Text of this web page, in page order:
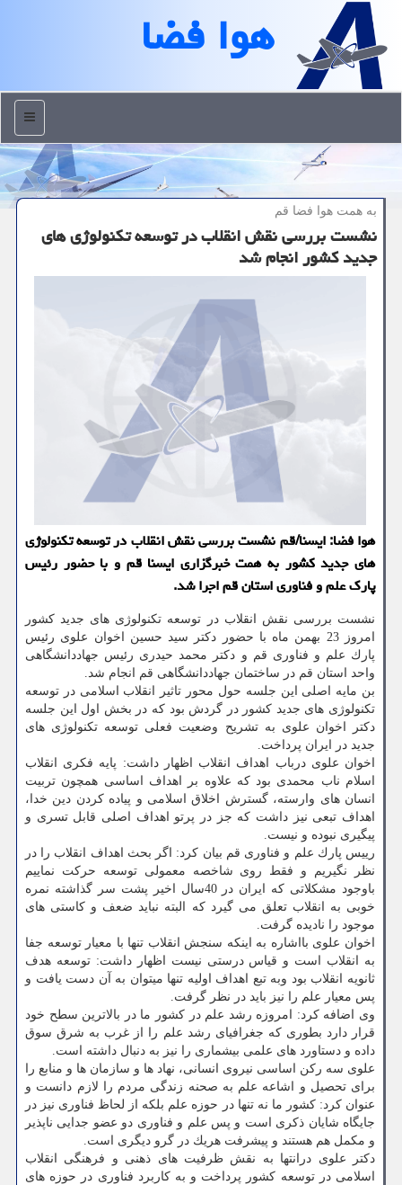
هوا فضا
منو
به همت هوا فضا قم
نشست بررسی نقش انقلاب در توسعه تكنولوژی های
جدید كشور انجام شد
هوا فضا: ایسنا/قم نشست بررسی نقش انقلاب در توسعه تكنولوژی
های جدید كشور به همت خبرگزاری ایسنا قم و با حضور رئیس
پارك علم و فناوری استان قم اجرا شد.
نشست بررسی نقش انقلاب در توسعه تكنولوژی های جدید كشور
امروز 23 بهمن ماه با حضور دكتر سید حسین اخوان علوی رئیس
پارك علم و فناوری قم و دكتر محمد حیدری رئیس جهاددانشگاهی
واحد استان قم در ساختمان جهاددانشگاهی قم انجام شد.
بن مایه اصلی این جلسه حول محور تاثیر انقلاب اسلامی در توسعه
تكنولوژی های جدید كشور در گردش بود كه در بخش اول این جلسه
دكتر اخوان علوی به تشریح وضعیت فعلی توسعه تكنولوژی های
جدید در ایران پرداخت.
اخوان علوی درباب اهداف انقلاب اظهار داشت: پایه فكری انقلاب
اسلام ناب محمدی بود كه علاوه بر اهداف اساسی همچون تربیت
انسان های وارسته، گسترش اخلاق اسلامی و پیاده كردن دین خدا،
اهداف تبعی نیز داشت كه جز در پرتو اهداف اصلی قابل تسری و
پیگیری نبوده و نیست.
رییس پارك علم و فناوری قم بیان كرد: اگر بحث اهداف انقلاب را در
نظر نگیریم و فقط روی شاخصه معمولی توسعه حركت نماییم
باوجود مشكلاتی كه ایران در 40سال اخیر پشت سر گذاشته نمره
خوبی به انقلاب تعلق می گیرد كه البته نباید ضعف و كاستی های
موجود را نادیده گرفت.
اخوان علوی بااشاره به اینكه سنجش انقلاب تنها با معیار توسعه جفا
به انقلاب است و قیاس درستی نیست اظهار داشت: توسعه هدف
ثانویه انقلاب بود وبه تبع اهداف اولیه تنها میتوان به آن دست یافت و
پس معیار علم را نیز باید در نظر گرفت.
وی اضافه كرد: امروزه رشد علم در كشور ما در بالاترین سطح خود
قرار دارد بطوری كه جغرافیای رشد علم را از غرب به شرق سوق
داده و دستاورد های علمی بیشماری را نیز به دنبال داشته است.
علوی سه ركن اساسی نیروی انسانی، نهاد ها و سازمان ها و منابع را
برای تحصیل و اشاعه علم به صحنه زندگی مردم را لازم دانست و
عنوان كرد: كشور ما نه تنها در حوزه علم بلكه از لحاظ فناوری نیز در
جایگاه شایان ذكری است و پس علم و فناوری دو عضو جدایی ناپذیر
و مكمل هم هستند و پیشرفت هریك در گرو دیگری است.
دكتر علوی درانتها به نقش ظرفیت های ذهنی و فرهنگی انقلاب
اسلامی در توسعه كشور پرداخت و به كاربرد فناوری در حوزه های